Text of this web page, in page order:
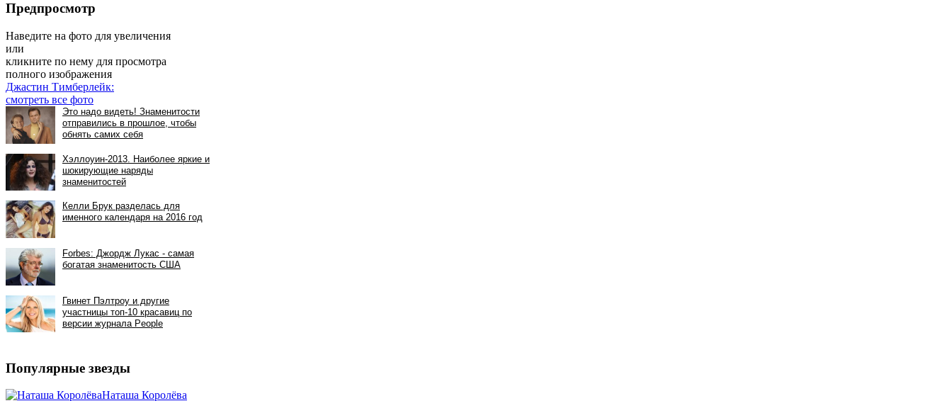
Предпросмотр
Наведите на фото для увеличения
или
кликните по нему для просмотра
полного изображения
Джастин Тимберлейк:
смотреть все фото
Популярные звезды
Наташа Королёва